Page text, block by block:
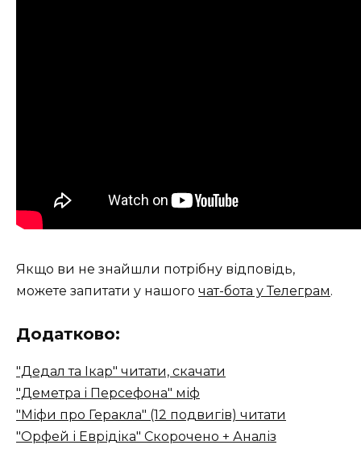
Якщо ви не знайшли потрібну відповідь,
можете запитати у нашого чат-бота у Телеграм.
Додатково:
"Дедал та Ікар" читати, скачати
"Деметра і Персефона" міф
"Міфи про Геракла" (12 подвигів) читати
"Орфей і Еврідіка" Скорочено + Аналіз